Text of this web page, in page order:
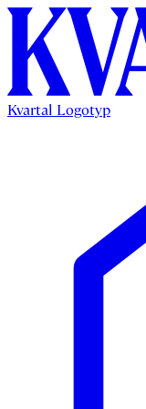
Kvartal Logotyp